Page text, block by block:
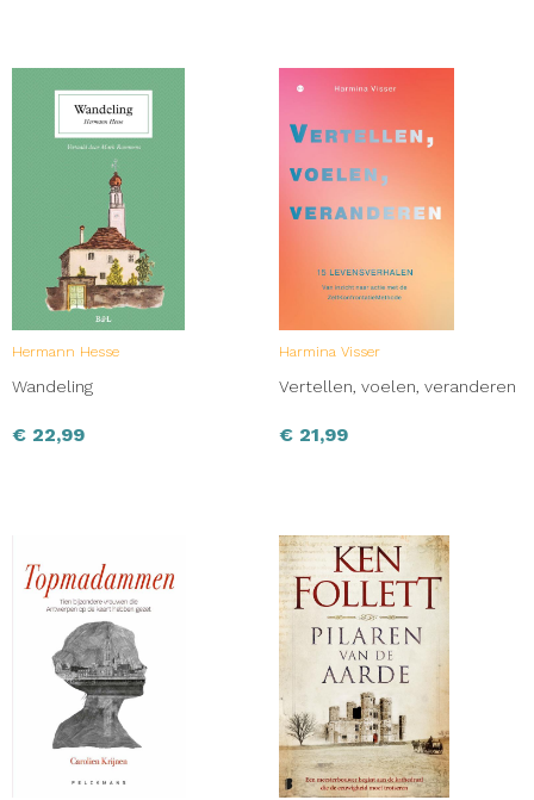
Hermann Hesse
Wandeling
€ 22,99
Harmina Visser
Vertellen, voelen, veranderen
€ 21,99